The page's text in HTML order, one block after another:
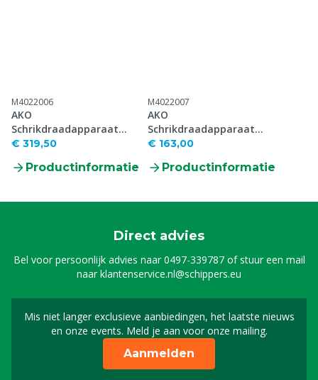
M4022006
AKO
Schrikdraadapparaat
Duo Power Smart, 12/230
€ 319,50
Productinformatie
M4022007
AKO
Schrikdraadapparaat
Duo Power, 12/230 V
€ 163,00
Productinformatie
Direct advies
Bel voor persoonlijk advies naar0497-339787of stuur een mail
naarklantenservice.nl@schippers.eu
Mis niet langer exclusieve aanbiedingen, het laatste nieuws
en onze events. Meld je aan voor onze mailing.
Schrijf je in voor onze
Aanmelden